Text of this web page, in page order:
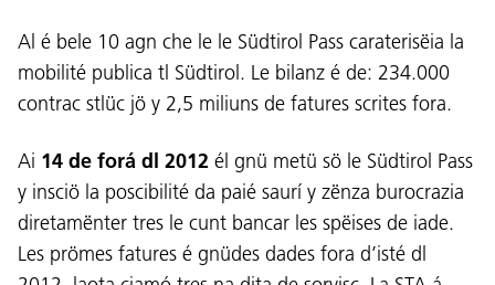
Al é bele 10 agn che le le Südtirol Pass caraterisëia la
mobilité publica tl Südtirol. Le bilanz é de: 234.000
contrac stlüc jö y 2,5 miliuns de fatures scrites fora.
Ai 14 de forá dl 2012 él gnü metü sö le Südtirol Pass
y insciö la poscibilité da paié saurí y zënza burocrazia
diretamënter tres le cunt bancar les spëises de iade.
Les prömes fatures é gnüdes dades fora d’isté dl